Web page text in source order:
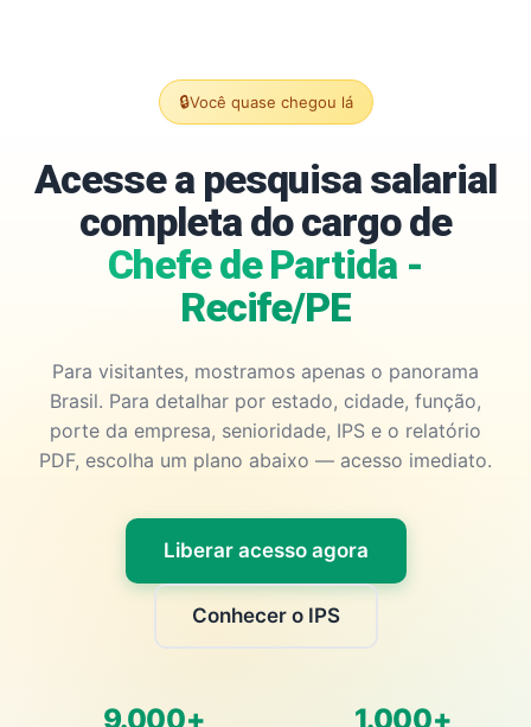
🔒Você quase chegou lá
Acesse a pesquisa salarial
completa do cargo de
Chefe de Partida -
Recife/PE
Para visitantes, mostramos apenas o panorama
Brasil. Para detalhar por estado, cidade, função,
porte da empresa, senioridade, IPS e o relatório
PDF, escolha um plano abaixo — acesso imediato.
Liberar acesso agora
Conhecer o IPS
9.000+ 1.000+